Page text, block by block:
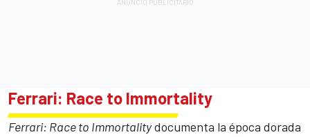
Ferrari: Race to Immortality
Ferrari: Race to Immortalitydocumenta la época dorada